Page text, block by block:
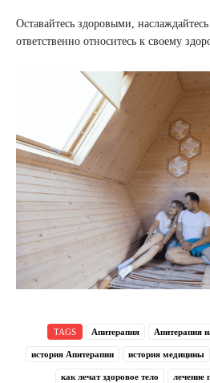
Оставайтесь здоровыми,
ответственно относитесь к своему
TAGS Апитерапия Апитерапия
история Апитерапии история медицины
как лечат здоровое тело лечение